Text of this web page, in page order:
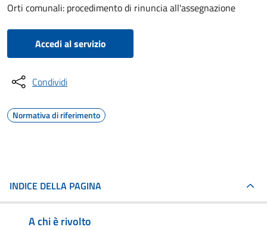
Orti comunali: procedimento di rinuncia all'assegnazione
Accedi al servizio
Condividi
Normativa di riferimento
INDICE DELLA PAGINA
A chi è rivolto